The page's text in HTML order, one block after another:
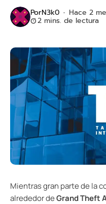
PorN3k0 Hace 2
2 mins. de lectura
Mientras gran parte de la
alrededor deGrand Theft